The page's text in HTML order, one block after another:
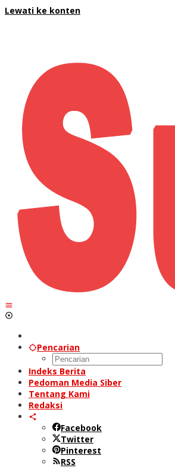
Lewati ke konten
Pencarian
Indeks Berita
Pedoman Media Siber
Tentang Kami
Redaksi
Facebook
Twitter
Pinterest
RSS